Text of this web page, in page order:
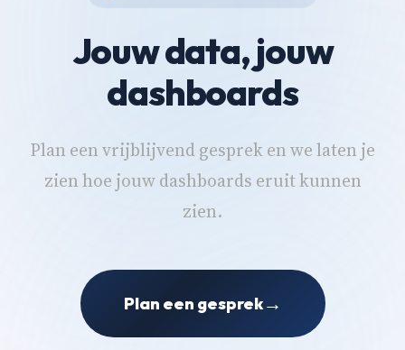
Jouw data, jouw
dashboards
Plan een vrijblijvend gesprek en we laten je
zien hoe jouw dashboards eruit kunnen
zien.
Plan een gesprek→